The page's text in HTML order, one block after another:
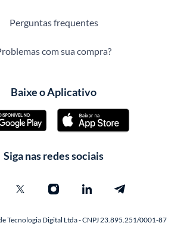
Perguntas frequentes
com sua compra?
Baixe o Aplicativo
Siga nas redes sociais
Tecnologia Digital Ltda - CNPJ 23.895.251/0001-87